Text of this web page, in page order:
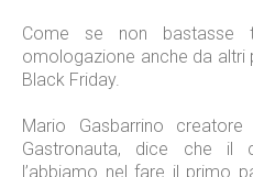
Come se non bastasse
omologazione anche da altri
Black Friday.
Mario Gasbarrino creatore
Gastronauta, dice che il
l’abbiamo nel fare il primo